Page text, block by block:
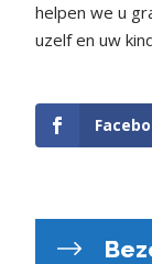
helpen we u
uzelf en uw